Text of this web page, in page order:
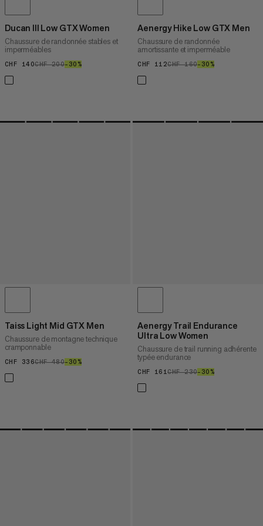
Ducan III Low GTX Women
Chaussure de randonnée stables et
imperméables
CHF 140CHF 140
CHF 200CHF 200
–30%30%
Aenergy Hike Low GTX Men
Chaussure de randonnée
amortissante et imperméable
CHF 112CHF 112
CHF 160CHF 160
–30%
Taiss Light Mid GTX Men
Chaussure de montagne technique
cramponnable
CHF 336CHF 336
CHF 480CHF 480
–30%30%
Aenergy Trail Endurance
Ultra Low Women
Chaussure de trail running adhérente
typée endurance
CHF 161CHF 161
CHF 230CHF 230
–30%